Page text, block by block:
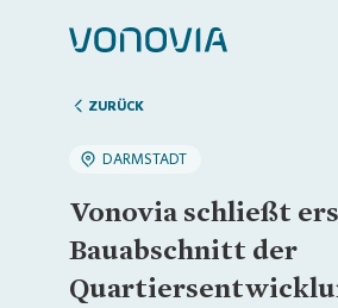
Zuhause finden
Mein Zuhause
ZURÜCK
DARMSTADT
Vonovia schließt
Bauabschnitt der